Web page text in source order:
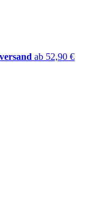
ab 52,90 €